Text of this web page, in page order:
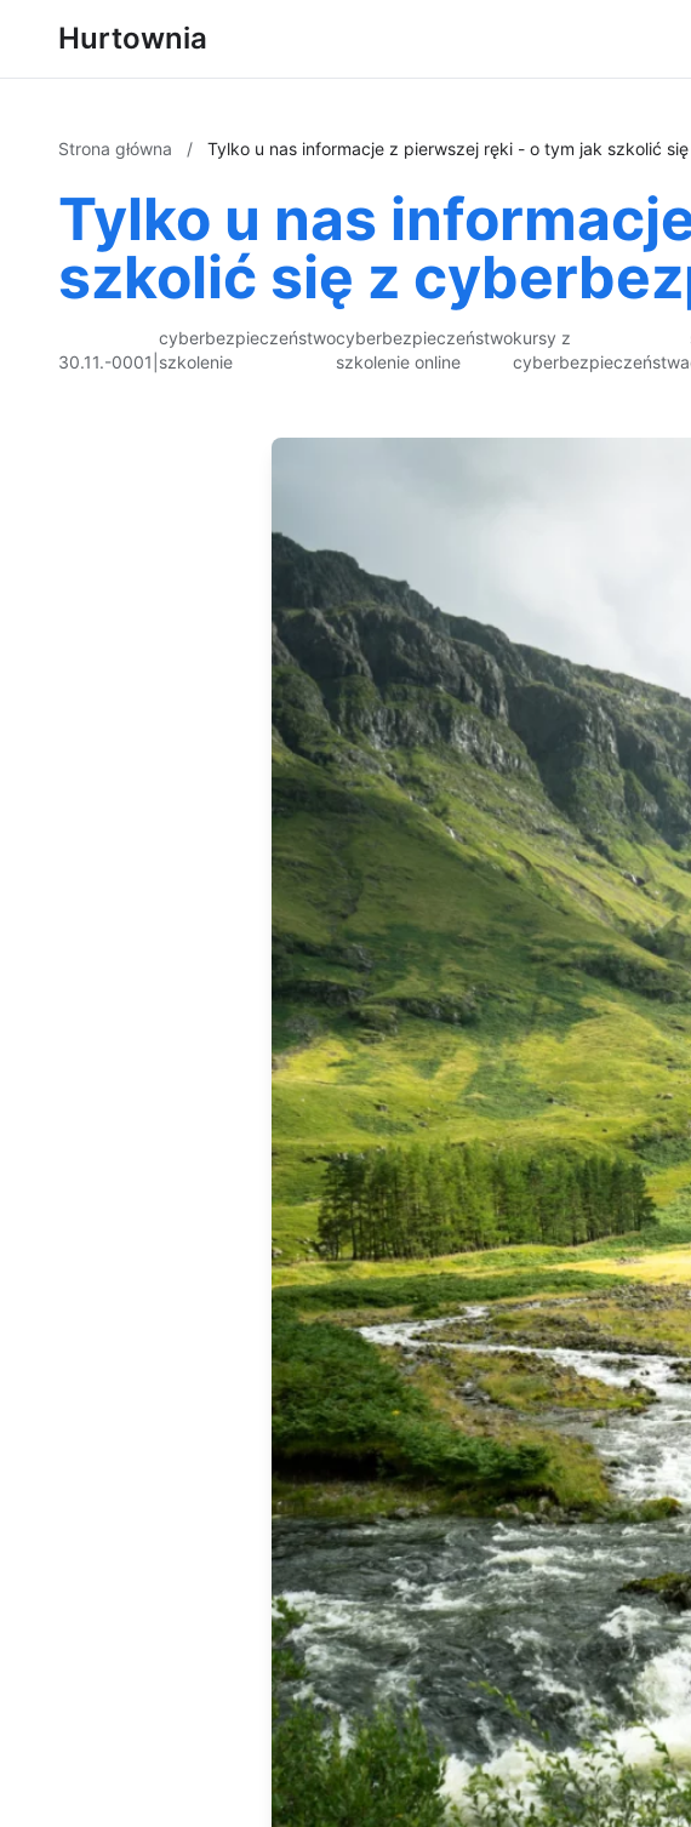
Hurtownia
Strona główna / Tylko u nas informacje z pierwszej ręki - o tym jak szkolić
Tylko u nas
szkolić się z
30.11.-0001
cyberbezpieczeństwo
szkolenie
cyberbezpieczeństwo
szkolenie online
kursy z
cyberbezpieczeństwa